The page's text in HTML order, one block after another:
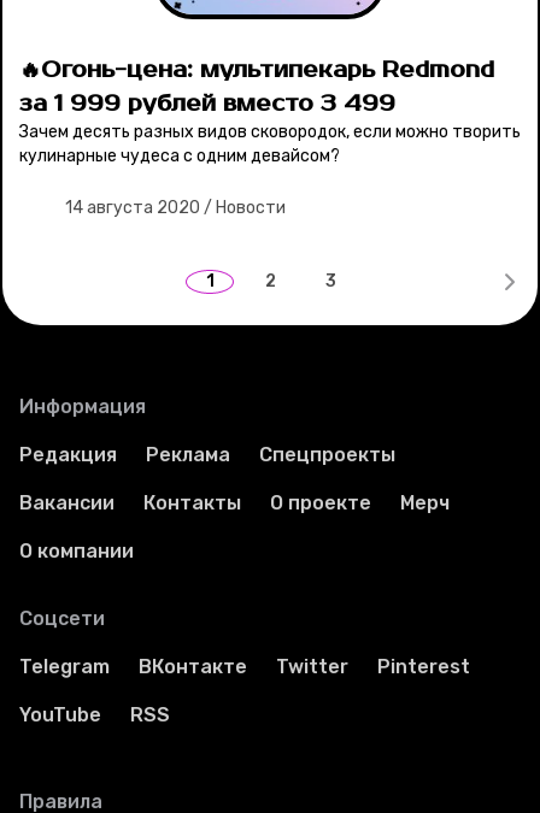
🔥Огонь-цена: мультипекарь Redmond
за 1 999 рублей вместо 3 499
Зачем десять разных видов сковородок, если можно творить
кулинарные чудеса с одним девайсом?
14 августа 2020 / Новости
1 2 3
Информация
Редакция Реклама Спецпроекты
Вакансии Контакты О проекте Мерч
О компании
Соцсети
Telegram ВКонтакте Twitter Pinterest
YouTube RSS
Правила